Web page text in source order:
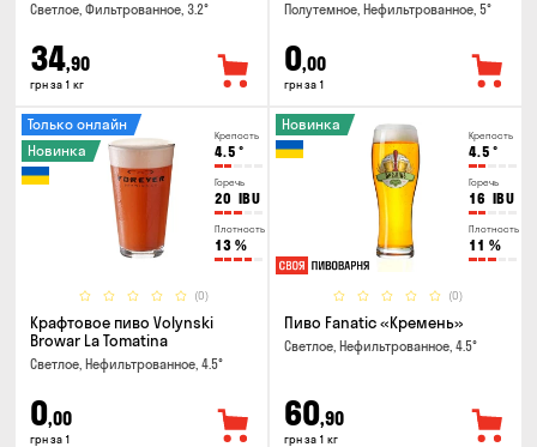
Светлое, Фильтрованное, 3.2°
34,90
грн за 1 кг
Полутемное, Нефильтрованное, 5°
0,00
грн за 1
Крепость
4.5 °
Горечь
20 IBU
Плотность
13 %
(0)
Только онлайн
Новинка
Крафтовое пиво Volynski
Browar La Tomatina
Светлое, Нефильтрованное, 4.5°
0,00
грн за 1
Крепость
4.5 °
Горечь
16 IBU
Плотность
11 %
(0)
Новинка
Пиво Fanatic «Кремень»
Светлое, Нефильтрованное, 4.5°
60,90
грн за 1 кг